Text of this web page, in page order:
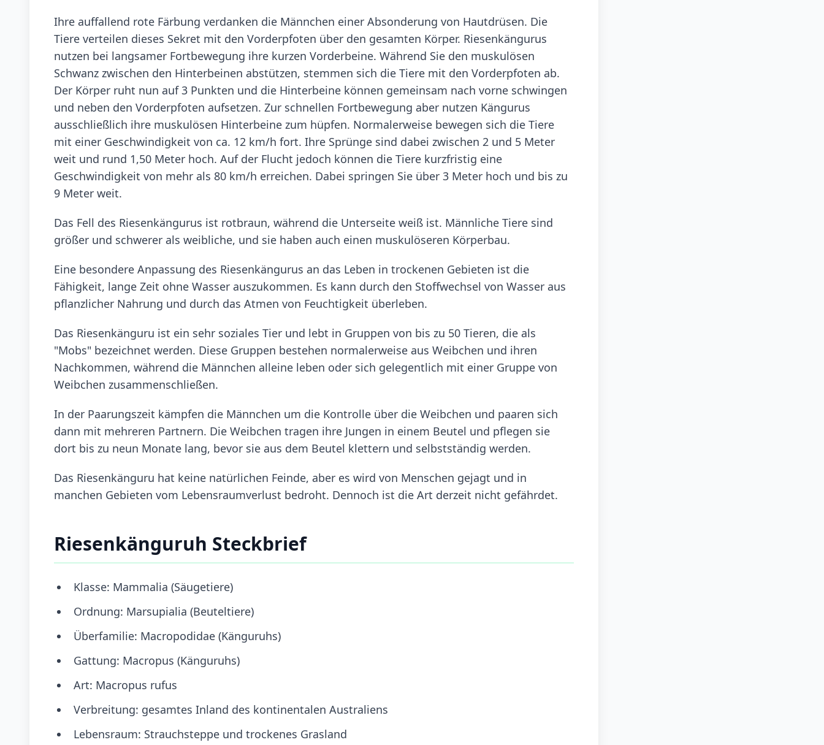
Ihre auffallend rote Färbung verdanken die Männchen einer Absonderung von Hautdrüsen. Die
Tiere verteilen dieses Sekret mit den Vorderpfoten über den gesamten Körper. Riesenkängurus
nutzen bei langsamer Fortbewegung ihre kurzen Vorderbeine. Während Sie den muskulösen
Schwanz zwischen den Hinterbeinen abstützen, stemmen sich die Tiere mit den Vorderpfoten ab.
Der Körper ruht nun auf 3 Punkten und die Hinterbeine können gemeinsam nach vorne schwingen
und neben den Vorderpfoten aufsetzen. Zur schnellen Fortbewegung aber nutzen Kängurus
ausschließlich ihre muskulösen Hinterbeine zum hüpfen. Normalerweise bewegen sich die Tiere
mit einer Geschwindigkeit von ca. 12 km/h fort. Ihre Sprünge sind dabei zwischen 2 und 5 Meter
weit und rund 1,50 Meter hoch. Auf der Flucht jedoch können die Tiere kurzfristig eine
Geschwindigkeit von mehr als 80 km/h erreichen. Dabei springen Sie über 3 Meter hoch und bis zu
9 Meter weit.
Das Fell des Riesenkängurus ist rotbraun, während die Unterseite weiß ist. Männliche Tiere sind
größer und schwerer als weibliche, und sie haben auch einen muskulöseren Körperbau.
Eine besondere Anpassung des Riesenkängurus an das Leben in trockenen Gebieten ist die
Fähigkeit, lange Zeit ohne Wasser auszukommen. Es kann durch den Stoffwechsel von Wasser aus
pflanzlicher Nahrung und durch das Atmen von Feuchtigkeit überleben.
Das Riesenkänguru ist ein sehr soziales Tier und lebt in Gruppen von bis zu 50 Tieren, die als
"Mobs" bezeichnet werden. Diese Gruppen bestehen normalerweise aus Weibchen und ihren
Nachkommen, während die Männchen alleine leben oder sich gelegentlich mit einer Gruppe von
Weibchen zusammenschließen.
In der Paarungszeit kämpfen die Männchen um die Kontrolle über die Weibchen und paaren sich
dann mit mehreren Partnern. Die Weibchen tragen ihre Jungen in einem Beutel und pflegen sie
dort bis zu neun Monate lang, bevor sie aus dem Beutel klettern und selbstständig werden.
Das Riesenkänguru hat keine natürlichen Feinde, aber es wird von Menschen gejagt und in
manchen Gebieten vom Lebensraumverlust bedroht. Dennoch ist die Art derzeit nicht gefährdet.
Riesenkänguruh Steckbrief
Klasse: Mammalia (Säugetiere)
Ordnung: Marsupialia (Beuteltiere)
Überfamilie: Macropodidae (Känguruhs)
Gattung: Macropus (Känguruhs)
Art: Macropus rufus
Verbreitung: gesamtes Inland des kontinentalen Australiens
Lebensraum: Strauchsteppe und trockenes Grasland